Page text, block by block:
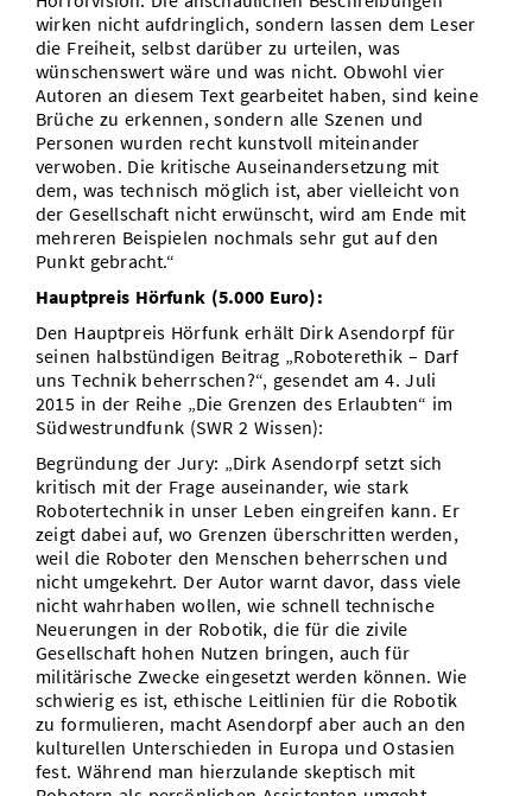
wirken nicht aufdringlich, sondern lassen dem Leser
die Freiheit, selbst darüber zu urteilen, was
wünschenswert wäre und was nicht. Obwohl vier
Autoren an diesem Text gearbeitet haben, sind keine
Brüche zu erkennen, sondern alle Szenen und
Personen wurden recht kunstvoll miteinander
verwoben. Die kritische Auseinandersetzung mit
dem, was technisch möglich ist, aber vielleicht von
der Gesellschaft nicht erwünscht, wird am Ende mit
mehreren Beispielen nochmals sehr gut auf den
Punkt gebracht.“
Hauptpreis Hörfunk (5.000 Euro):
Den Hauptpreis Hörfunk erhält Dirk Asendorpf für
seinen halbstündigen Beitrag „Roboterethik – Darf
uns Technik beherrschen?“, gesendet am 4. Juli
2015 in der Reihe „Die Grenzen des Erlaubten“ im
Südwestrundfunk (SWR 2 Wissen):
Begründung der Jury: „Dirk Asendorpf setzt sich
kritisch mit der Frage auseinander, wie stark
Robotertechnik in unser Leben eingreifen kann. Er
zeigt dabei auf, wo Grenzen überschritten werden,
weil die Roboter den Menschen beherrschen und
nicht umgekehrt. Der Autor warnt davor, dass viele
nicht wahrhaben wollen, wie schnell technische
Neuerungen in der Robotik, die für die zivile
Gesellschaft hohen Nutzen bringen, auch für
militärische Zwecke eingesetzt werden können. Wie
schwierig es ist, ethische Leitlinien für die Robotik
zu formulieren, macht Asendorpf aber auch an den
kulturellen Unterschieden in Europa und Ostasien
fest. Während man hierzulande skeptisch mit